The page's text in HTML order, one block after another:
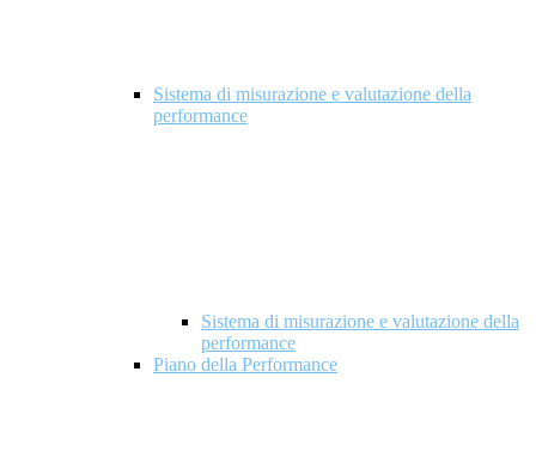
Sistema di misurazione e valutazione della
performance
Sistema di misurazione e valutazione della
performance
Piano della Performance